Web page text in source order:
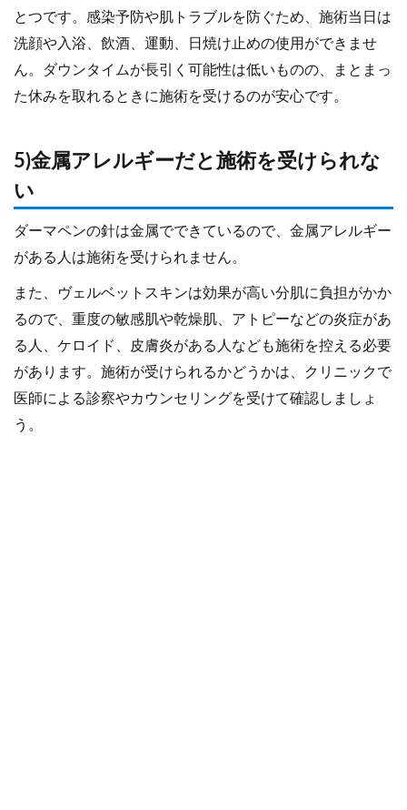
とつです。感染予防や肌トラブルを防ぐため、施術当日は
洗顔や入浴、飲酒、運動、日焼け止めの使用ができませ
ん。ダウンタイムが長引く可能性は低いものの、まとまっ
た休みを取れるときに施術を受けるのが安心です。
5)金属アレルギーだと施術を受けられな
い
ダーマペンの針は金属でできているので、金属アレルギー
がある人は施術を受けられません。
また、ヴェルベットスキンは効果が高い分肌に負担がかか
るので、重度の敏感肌や乾燥肌、アトピーなどの炎症があ
る人、ケロイド、皮膚炎がある人なども施術を控える必要
があります。施術が受けられるかどうかは、クリニックで
医師による診察やカウンセリングを受けて確認しましょ
う。